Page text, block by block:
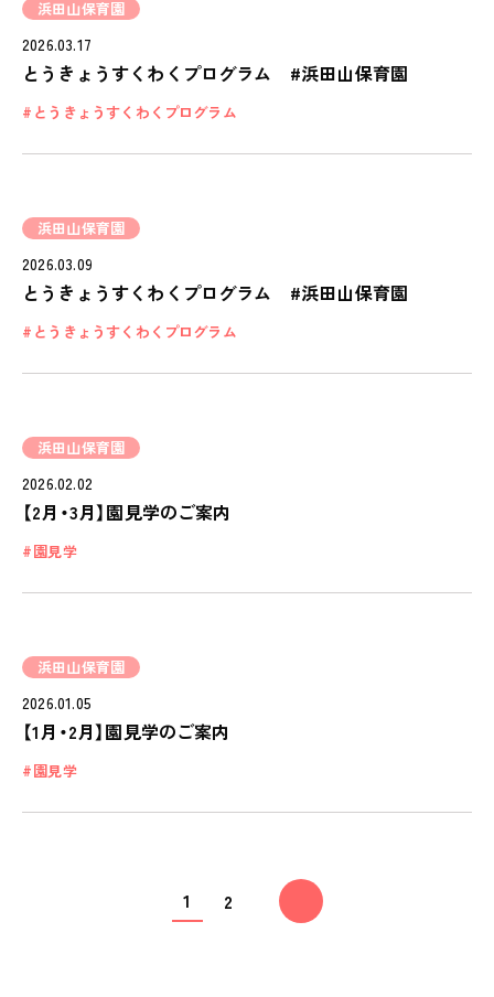
浜田山保育園
2026.03.17
とうきょうすくわくプログラム #浜田山保育園
とうきょうすくわくプログラム
浜田山保育園
2026.03.09
とうきょうすくわくプログラム #浜田山保育園
とうきょうすくわくプログラム
浜田山保育園
2026.02.02
【2月・3月】園見学のご案内
園見学
浜田山保育園
2026.01.05
【1月・2月】園見学のご案内
園見学
1 2